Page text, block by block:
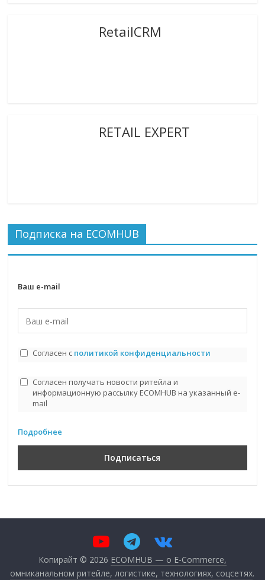
RetailCRM
RETAIL EXPERT
Подписка на ECOMHUB
Ваш e-mail
Согласен с политикой конфиденциальности
Согласен получать новости ритейла и
информационную рассылку ECOMHUB на указанный e-
mail
Подробнее
Копирайт © 2026 ECOMHUB — о E-Commerce,
омниканальном ритейле, логистике, технологиях, соцсетях.